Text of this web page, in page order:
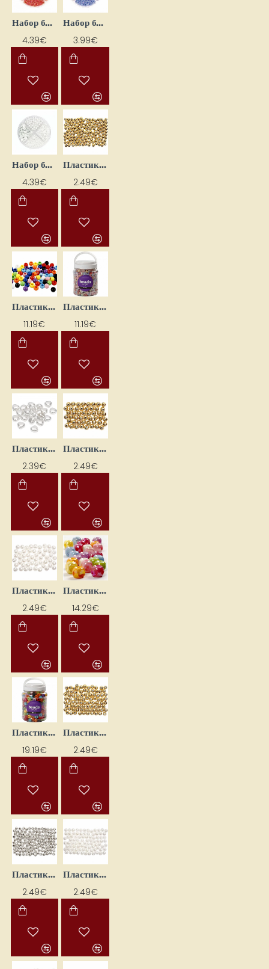
Набор бусин Mix - красные (30 г)
4.39€
Набор бусин Mix - синий (30 г)
3.99€
Набор бусин Mix — белый (30 г)
4.39€
Пластиковые бисеринки (150 шт.)
2.49€
Пластиковые бисеринки (430 г)
11.19€
Пластиковые бусины "Рыбки" (700 мл)
11.19€
Пластиковые бусины "Сердечки" (24 шт.)
2.39€
Пластиковые бусины (100 шт.)
2.49€
Пластиковые бусины (100 шт.)
2.49€
Пластиковые бусины (10x10 мм, 400 г)
14.29€
Пластиковые бусины (11 мм; 700 мл)
19.19€
Пластиковые бусины (150 шт.)
2.49€
Пластиковые бусины (150 шт.)
2.49€
Пластиковые бусины (150 шт.)
2.49€